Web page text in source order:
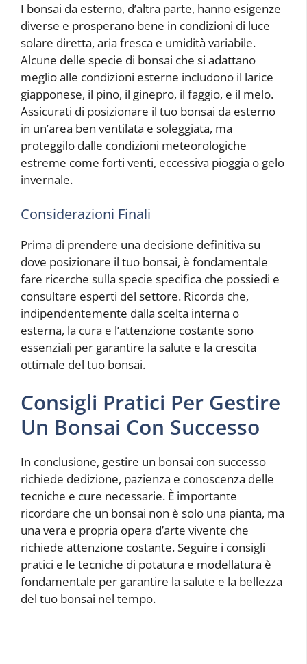
I bonsai da esterno, d’altra parte, hanno esigenze
diverse e prosperano bene in condizioni di luce
solare diretta, aria fresca e umidità variabile.
Alcune delle specie di bonsai che si adattano
meglio alle condizioni esterne includono il larice
giapponese, il pino, il ginepro, il faggio, e il melo.
Assicurati di posizionare il tuo bonsai da esterno
in un’area ben ventilata e soleggiata, ma
proteggilo dalle condizioni meteorologiche
estreme come forti venti, eccessiva pioggia o gelo
invernale.
Considerazioni Finali
Prima di prendere una decisione definitiva su
dove posizionare il tuo bonsai, è fondamentale
fare ricerche sulla specie specifica che possiedi e
consultare esperti del settore. Ricorda che,
indipendentemente dalla scelta interna o
esterna, la cura e l’attenzione costante sono
essenziali per garantire la salute e la crescita
ottimale del tuo bonsai.
Consigli Pratici Per Gestire
Un Bonsai Con Successo
In conclusione, gestire un bonsai con successo
richiede dedizione, pazienza e conoscenza delle
tecniche e cure necessarie. È importante
ricordare che un bonsai non è solo una pianta, ma
una vera e propria opera d’arte vivente che
richiede attenzione costante. Seguire i consigli
pratici e le tecniche di potatura e modellatura è
fondamentale per garantire la salute e la bellezza
del tuo bonsai nel tempo.